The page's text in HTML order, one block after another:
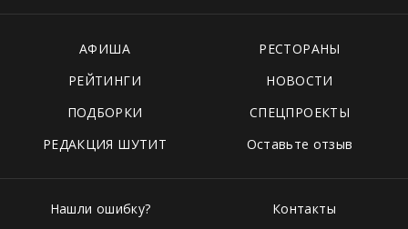
АФИША
РЕСТОРАНЫ
РЕЙТИНГИ
НОВОСТИ
ПОДБОРКИ
СПЕЦПРОЕКТЫ
РЕДАКЦИЯ ШУТИТ
Оставьте отзыв
Нашли ошибку?
Контакты